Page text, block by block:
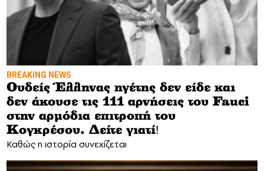
BREAKING NEWS
Ουδείς Έλληνας ηγέτης δεν είδε και
δεν άκουσε τις 111 αρνήσεις του Fauci
στην αρμόδια επιτροπή του
Κογκρέσου. Δείτε γιατί!
Καθώς η ιστορία συνεχίζεται